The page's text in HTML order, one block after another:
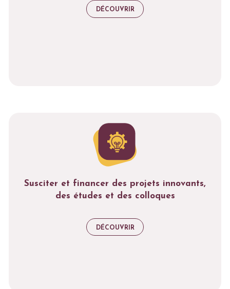
DÉCOUVRIR
Susciter et financer des projets innovants,
des études et des colloques
DÉCOUVRIR